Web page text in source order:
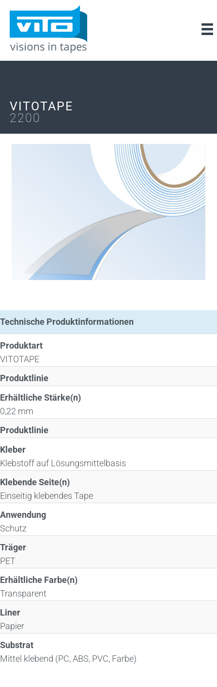
VITOTAPE
2200
Technische Produktinformationen
Produktart
VITOTAPE
Produktlinie
Erhältliche Stärke(n)
0,22 mm
Produktlinie
Kleber
Klebstoff auf Lösungsmittelbasis
Klebende Seite(n)
Einseitig klebendes Tape
Anwendung
Schutz
Träger
PET
Erhältliche Farbe(n)
Transparent
Liner
Papier
Substrat
Mittel klebend (PC, ABS, PVC, Farbe)